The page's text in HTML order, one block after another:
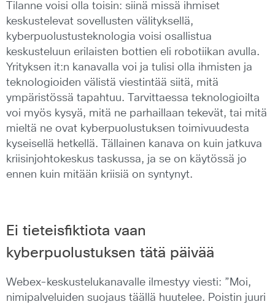
Tilanne voisi olla toisin: siinä missä ihmiset
keskustelevat sovellusten välityksellä,
kyberpuolustusteknologia voisi osallistua
keskusteluun erilaisten bottien eli robotiikan avulla.
Yrityksen it:n kanavalla voi ja tulisi olla ihmisten ja
teknologioiden välistä viestintää siitä, mitä
ympäristössä tapahtuu. Tarvittaessa teknologioilta
voi myös kysyä, mitä ne parhaillaan tekevät, tai mitä
mieltä ne ovat kyberpuolustuksen toimivuudesta
kyseisellä hetkellä. Tällainen kanava on kuin jatkuva
kriisinjohtokeskus taskussa, ja se on käytössä jo
ennen kuin mitään kriisiä on syntynyt.
Ei tieteisfiktiota vaan
kyberpuolustuksen tätä päivää
Webex-keskustelukanavalle ilmestyy viesti: ”Moi,
nimipalveluiden suojaus täällä huutelee. Poistin juuri